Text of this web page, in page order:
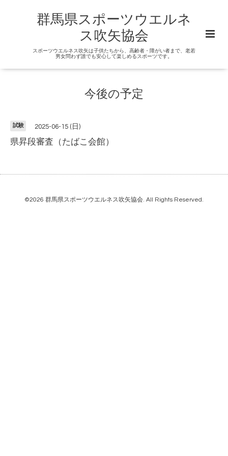
群馬県スポーツウエルネ
ス吹矢協会
スポーツウエルネス吹矢は子供たちから、高齢者・障がい者まで、老若
男女問わず誰でも安心して楽しめるスポーツです。
今後の予定
試験 2025-06-15 (日)
県昇段審査（たばこ会館）
©2026 群馬県スポーツウエルネス吹矢協会. All Rights Reserved.